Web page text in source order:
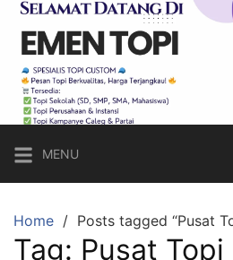
Skip
content
Emen
Topi
Topi
Custom
Harga
Bersahabat!
MENU
Home Posts tagged “Pusat
Tag: Pusat